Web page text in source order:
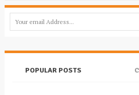
POPULAR POSTS